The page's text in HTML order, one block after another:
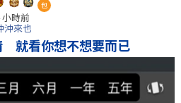
包
小時前
沖來也
就看你想不想要而已